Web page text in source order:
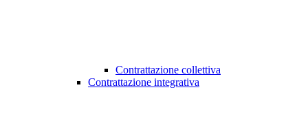
Contrattazione collettiva
Contrattazione integrativa